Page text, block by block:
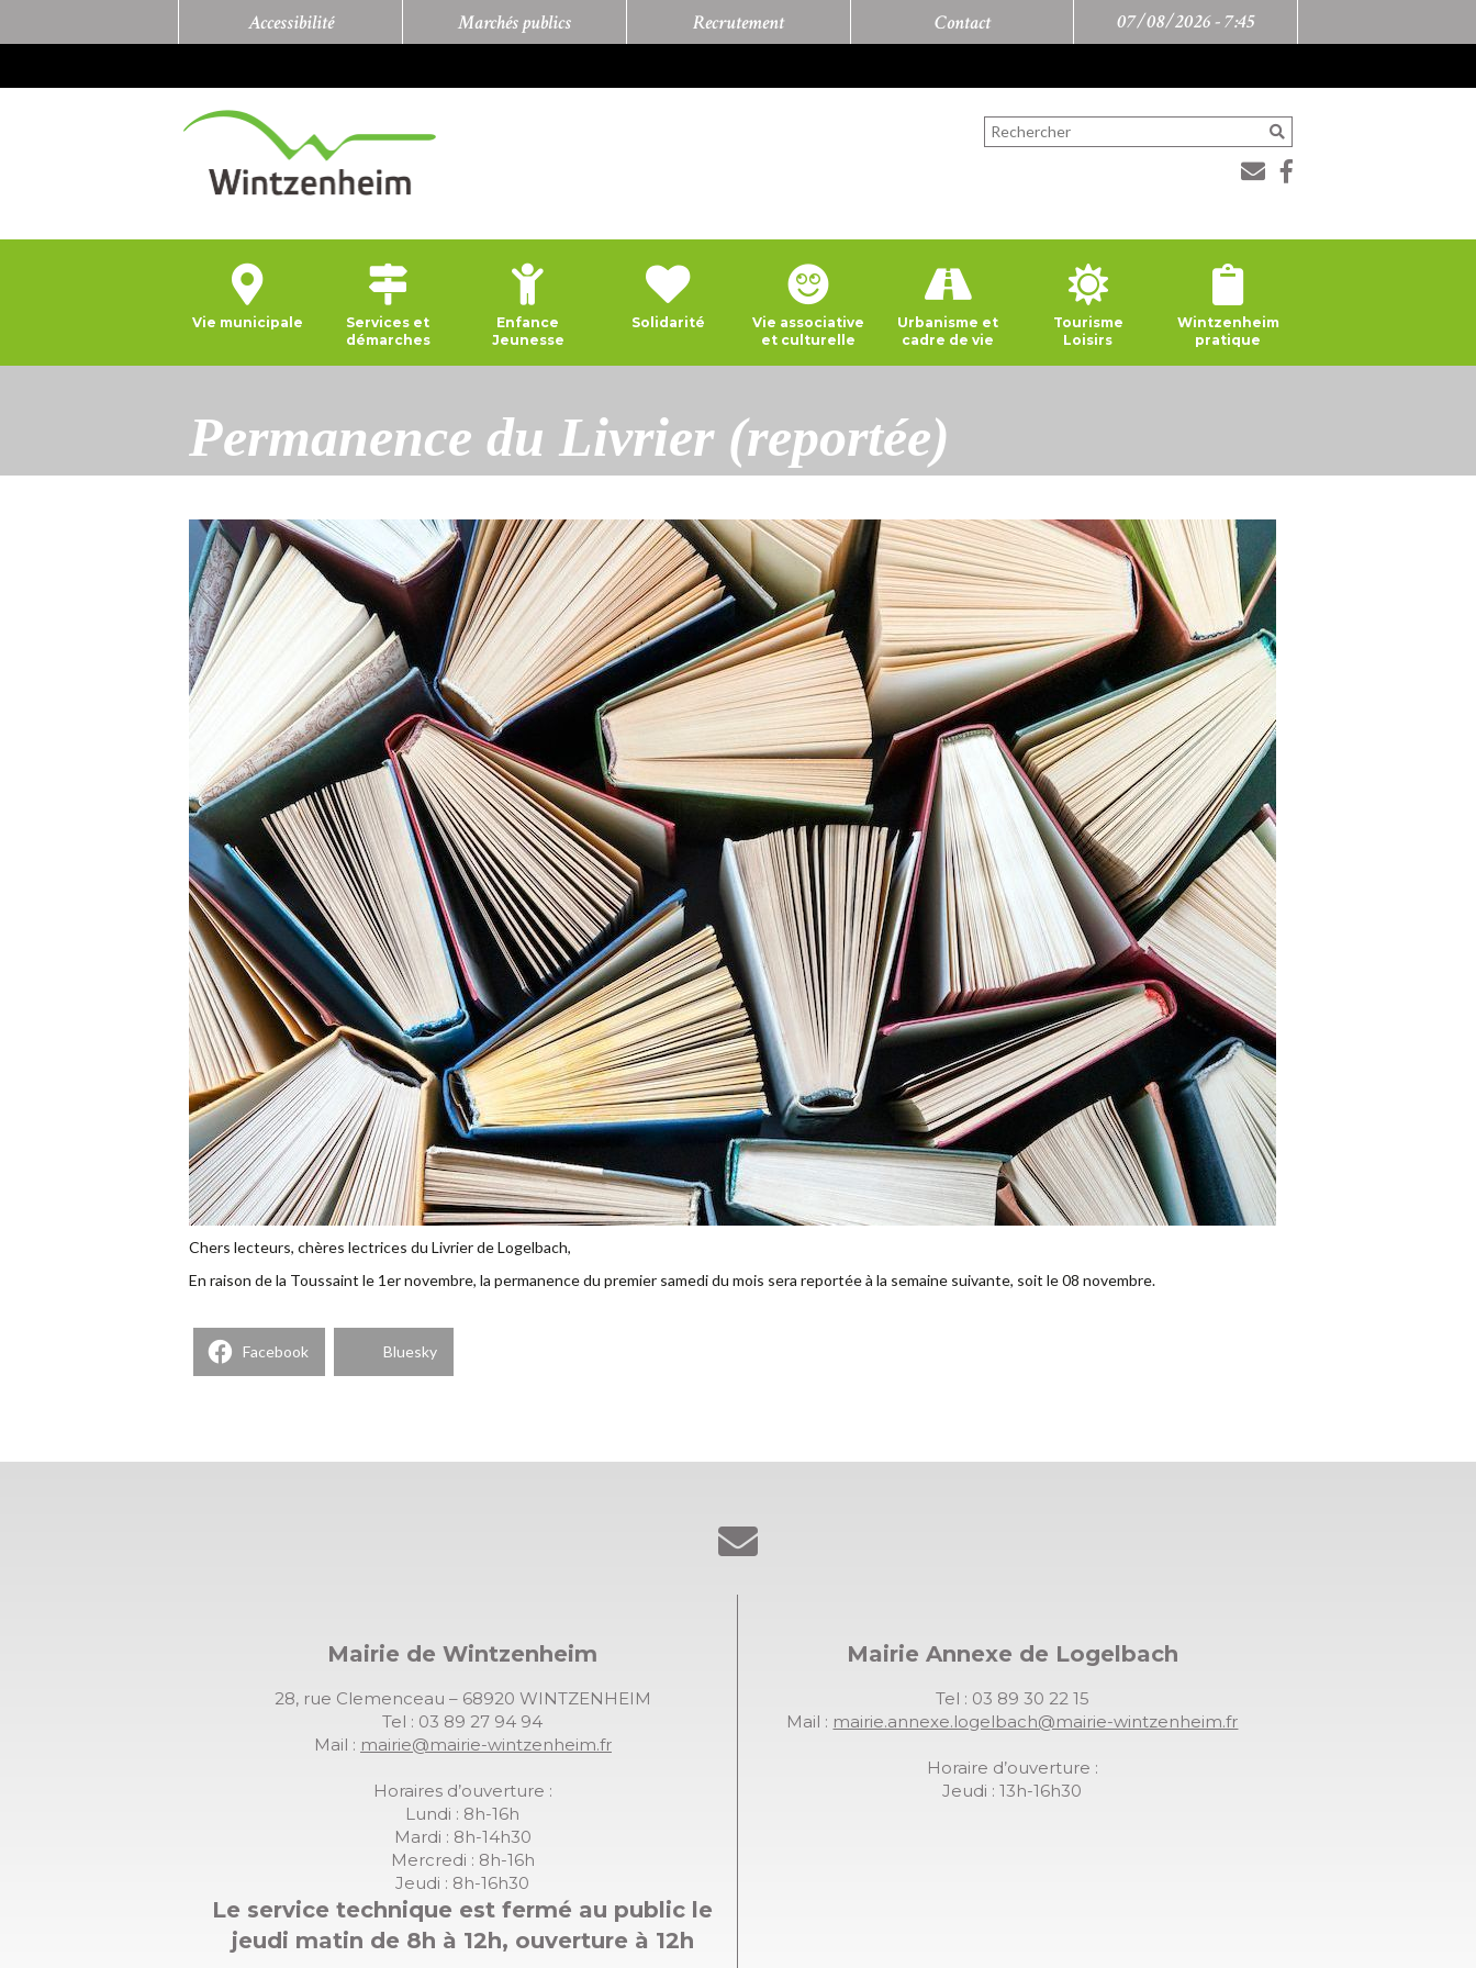
Accessibilité Marchés publics Recrutement Contact 07/08/2026 -7:45
Vie municipale
Services et
démarches
Enfance
Jeunesse
Solidarité
Vie associative
et culturelle
Urbanisme et
cadre de vie
Tourisme
Loisirs
Wintzenheim
pratique
Permanence du Livrier (reportée)
Chers lecteurs, chères lectrices du Livrier de Logelbach,
En raison de la Toussaint le 1er novembre, la permanence du premier samedi du mois sera reportée à la semaine suivante, soit le 08 novembre.
Facebook Bluesky
Mairie de Wintzenheim
28, rue Clemenceau – 68920 WINTZENHEIM
Tel : 03 89 27 94 94
Mail : mairie@mairie-wintzenheim.fr
Horaires d’ouverture :
Lundi : 8h-16h
Mardi : 8h-14h30
Mercredi : 8h-16h
Jeudi : 8h-16h30
Le service technique est fermé au public le
jeudi matin de 8h à 12h, ouverture à 12h
Mairie Annexe de Logelbach
Tel : 03 89 30 22 15
Mail : mairie.annexe.logelbach@mairie-wintzenheim.fr
Horaire d’ouverture :
Jeudi : 13h-16h30